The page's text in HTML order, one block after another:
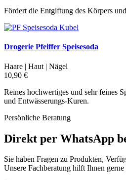
Fördert die Entgiftung des Körpers
Drogerie Pfeiffer Speisesoda
Haare | Haut | Nägel
10,90 €
Reines hochwertiges und sehr feines
und Entwässerungs-Kuren.
Persönliche Beratung
Direkt per WhatsApp
Sie haben Fragen zu Produkten,
Unsere Fachberatung hilft Ihnen